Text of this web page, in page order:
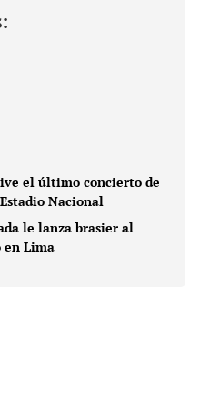
el último concierto de
Nacional
le lanza brasier al
Lima